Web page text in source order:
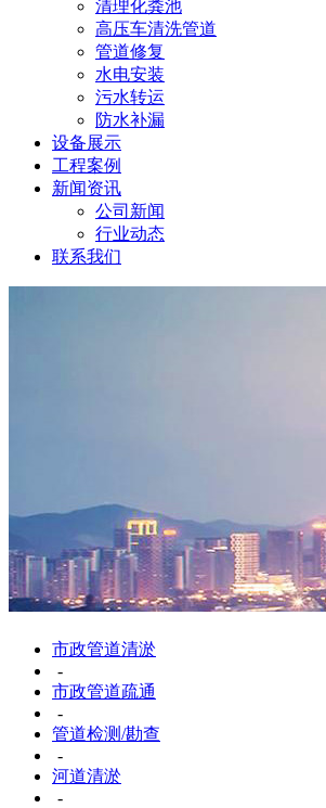
清理化粪池
高压车清洗管道
管道修复
水电安装
污水转运
防水补漏
设备展示
工程案例
新闻资讯
公司新闻
行业动态
联系我们
市政管道清淤
-
市政管道疏通
-
管道检测/勘查
-
河道清淤
-